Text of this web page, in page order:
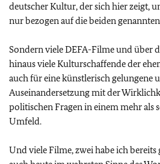
deutscher Kultur, der sich hier zeigt,
nur bezogen auf die beiden
Sondern viele DEFA-Filme und über
hinaus viele Kulturschaffende der
auch für eine künstlerisch gelungene
Auseinandersetzung mit der
politischen Fragen in einem mehr als
Umfeld.
Und viele Filme, zwei habe ich